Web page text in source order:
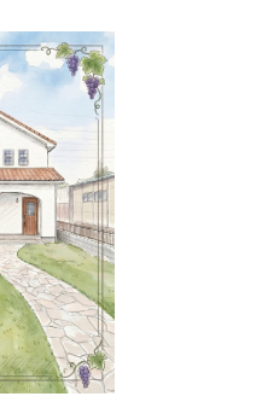
る
ついて
る家づくり